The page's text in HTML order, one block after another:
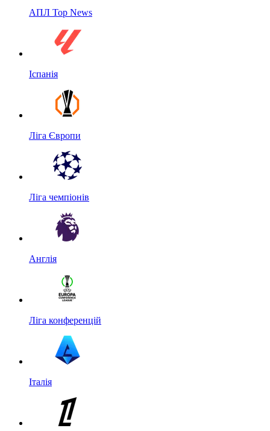
АПЛ Top News
Іспанія
Ліга Європи
Ліга чемпіонів
Англія
Ліга конференцій
Італія